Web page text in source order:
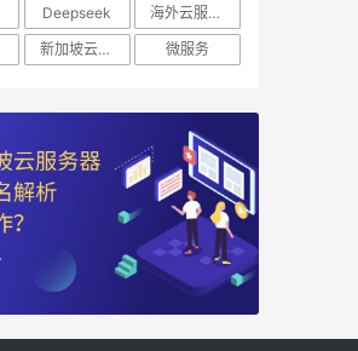
Deepseek
海外云服务器
新加坡云服务器 微服务